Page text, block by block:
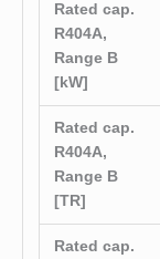
Rated cap.
R404A,
Range B
[kW]
Rated cap.
R404A,
Range B
[TR]
Rated cap.